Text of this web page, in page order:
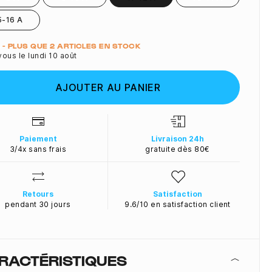
16 A
- PLUS QUE 2 ARTICLES EN STOCK
le lundi 10 août
AJOUTER AU PANIER
Paiement
3/4x sans frais
Livraison 24h
gratuite dès 80€
Retours
pendant 30 jours
Satisfaction
9.6/10 en satisfaction client